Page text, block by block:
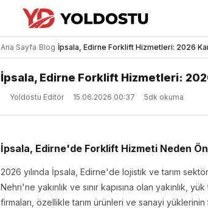
Ana Sayfa/Blog/İpsala, Edirne Forklift Hizmetleri: 2026
İpsala, Edirne Forklift Hizmetleri:
Yoldostu Editör 15.06.2026 00:37 5dk okuma
İpsala, Edirne'de Forklift Hizmeti Neden
2026 yılında İpsala, Edirne'de lojistik ve tarım
Nehri'ne yakınlık ve sınır kapısına olan yakınlık,
firmaları, özellikle tarım ürünleri ve sanayi